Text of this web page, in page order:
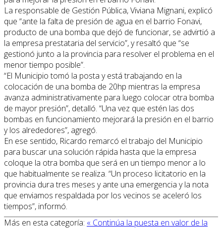
La responsable de Gestión Pública, Viviana Mignani, explicó
que “ante la falta de presión de agua en el barrio Fonavi,
producto de una bomba que dejó de funcionar, se advirtió a
la empresa prestataria del servicio”, y resaltó que “se
gestionó junto a la provincia para resolver el problema en el
menor tiempo posible”.
“El Municipio tomó la posta y está trabajando en la
colocación de una bomba de 20hp mientras la empresa
avanza administrativamente para luego colocar otra bomba
de mayor presión”, detalló. “Una vez que estén las dos
bombas en funcionamiento mejorará la presión en el barrio
y los alrededores”, agregó.
En ese sentido, Ricardo remarcó el trabajo del Municipio
para buscar una solución rápida hasta que la empresa
coloque la otra bomba que será en un tiempo menor a lo
que habitualmente se realiza. “Un proceso licitatorio en la
provincia dura tres meses y ante una emergencia y la nota
que enviamos respaldada por los vecinos se aceleró los
tiempos”, informó.
Más en esta categoría: « Continúa la puesta en valor de la